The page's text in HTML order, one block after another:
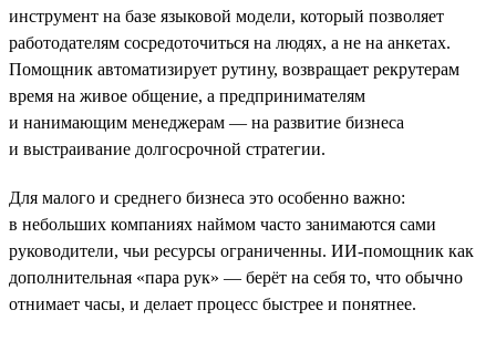
инструмент на базе языковой модели, который позволяет
работодателям сосредоточиться на людях, а не на анкетах.
Помощник автоматизирует рутину, возвращает рекрутерам
время на живое общение, а предпринимателям
и нанимающим менеджерам — на развитие бизнеса
и выстраивание долгосрочной стратегии.
Для малого и среднего бизнеса это особенно важно:
в небольших компаниях наймом часто занимаются сами
руководители, чьи ресурсы ограниченны. ИИ-помощник как
дополнительная «пара рук» — берёт на себя то, что обычно
отнимает часы, и делает процесс быстрее и понятнее.